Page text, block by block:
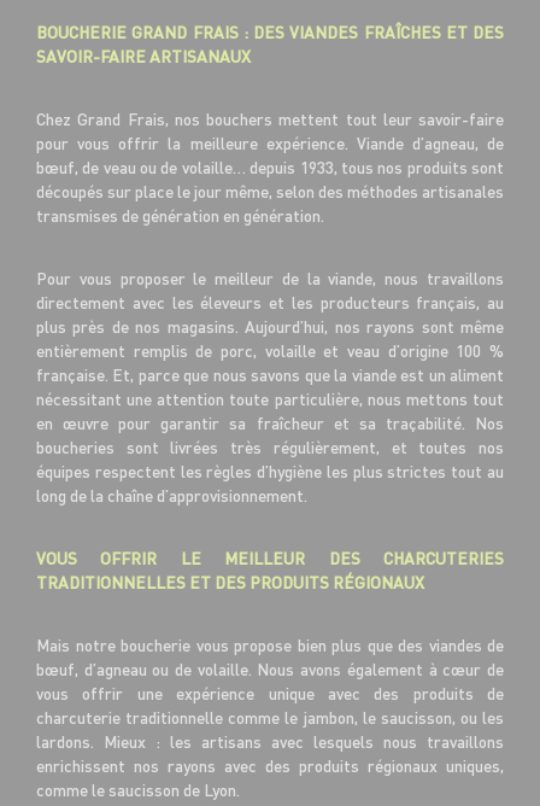
BOUCHERIE GRAND FRAIS : DES VIANDES FRAÎCHES ET DES
SAVOIR-FAIRE ARTISANAUX
Chez Grand Frais, nos bouchers mettent tout leur savoir-faire
pour vous offrir la meilleure expérience. Viande d’agneau, de
bœuf, de veau ou de volaille… depuis 1933, tous nos produits sont
découpés sur place le jour même, selon des méthodes artisanales
transmises de génération en génération.
Pour vous proposer le meilleur de la viande, nous travaillons
directement avec les éleveurs et les producteurs français, au
plus près de nos magasins. Aujourd’hui, nos rayons sont même
entièrement remplis de porc, volaille et veau d’origine 100 %
française. Et, parce que nous savons que la viande est un aliment
nécessitant une attention toute particulière, nous mettons tout
en œuvre pour garantir sa fraîcheur et sa traçabilité. Nos
boucheries sont livrées très régulièrement, et toutes nos
équipes respectent les règles d’hygiène les plus strictes tout au
long de la chaîne d’approvisionnement.
VOUS OFFRIR LE MEILLEUR DES CHARCUTERIES
TRADITIONNELLES ET DES PRODUITS RÉGIONAUX
Mais notre boucherie vous propose bien plus que des viandes de
bœuf, d’agneau ou de volaille. Nous avons également à cœur de
vous offrir une expérience unique avec des produits de
charcuterie traditionnelle comme le jambon, le saucisson, ou les
lardons. Mieux : les artisans avec lesquels nous travaillons
enrichissent nos rayons avec des produits régionaux uniques,
comme le saucisson de Lyon.